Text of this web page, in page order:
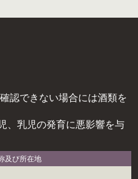
認できない場合には酒類を
、乳児の発育に悪影響を与
及び所在地